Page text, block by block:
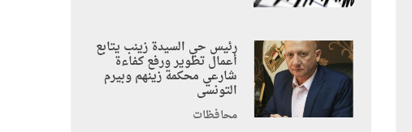
رئيس حي السيدة زينب يتابع
أعمال تطوير ورفع كفاءة
شارعي محكمة زينهم وبيرم
التونسى
محافظات